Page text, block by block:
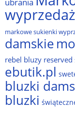
wyprzedaż
markowe sukienki
damskie
rebel bluzy
ebutik.pl
bluzki
bluzki